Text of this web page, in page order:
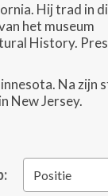
Hij trad in
het museum
History.
Na zijn
New Jersey.
Positie